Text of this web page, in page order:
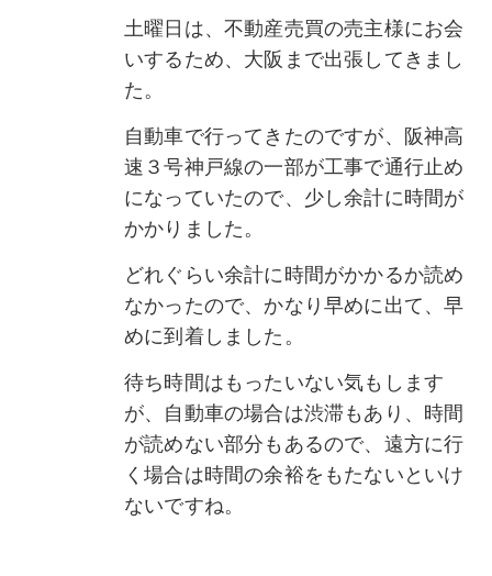
土曜日は、不動産売買の売主様にお会
いするため、大阪まで出張してきまし
た。
自動車で行ってきたのですが、阪神高
速３号神戸線の一部が工事で通行止め
になっていたので、少し余計に時間が
かかりました。
どれぐらい余計に時間がかかるか読め
なかったので、かなり早めに出て、早
めに到着しました。
待ち時間はもったいない気もします
が、自動車の場合は渋滞もあり、時間
が読めない部分もあるので、遠方に行
く場合は時間の余裕をもたないといけ
ないですね。